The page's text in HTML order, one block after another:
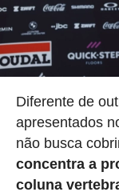
Diferente de
apresentados
não busca
concentra a
coluna